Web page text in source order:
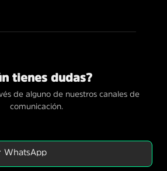
tienes dudas?
de alguno de nuestros canales de
comunicación.
WhatsApp